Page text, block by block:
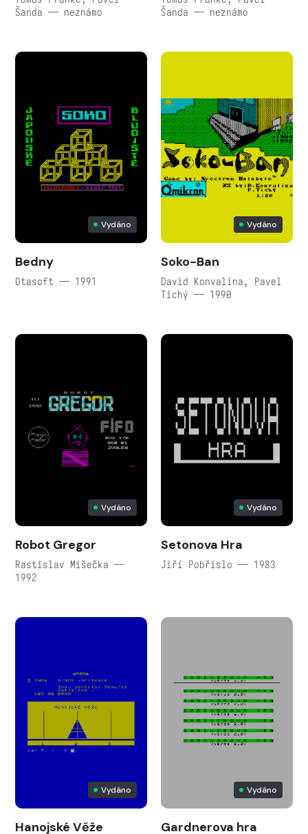
Šanda — neznámo
Šanda — neznámo
Vydáno
Bedny
Otasoft — 1991
Vydáno
Soko-Ban
David Konvalina, Pavel
Tichý — 1990
Vydáno
Robot Gregor
Rastislav Mišečka —
1992
Vydáno
Setonova Hra
Jiří Pobříslo — 1983
Vydáno
Hanojské Věže
Vydáno
Gardnerova hra